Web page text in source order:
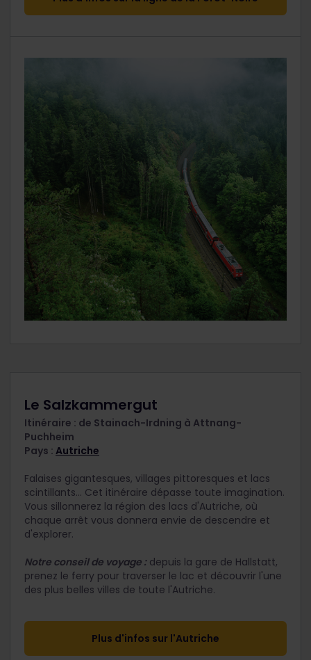
Le Salzkammergut
Itinéraire : de Stainach-Irdning à Attnang-
Puchheim
Pays : Autriche
Falaises gigantesques, villages pittoresques et lacs
scintillants... Cet itinéraire dépasse toute imagination.
Vous sillonnerez la région des lacs d'Autriche, où
chaque arrêt vous donnera envie de descendre et
d'explorer.
Notre conseil de voyage :depuis la gare de Hallstatt,
prenez le ferry pour traverser le lac et découvrir l'une
des plus belles villes de toute l'Autriche.
Plus d'infos sur l'Autriche